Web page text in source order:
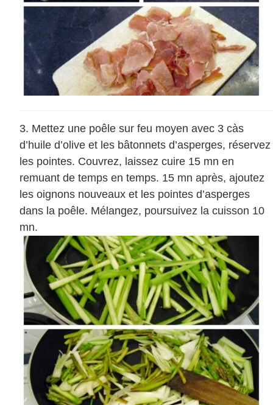
Mettez une poêle sur feu moyen avec 3 càs
d’huile d’olive et les bâtonnets d’asperges, réservez
les pointes. Couvrez, laissez cuire 15 mn en
remuant de temps en temps. 15 mn après, ajoutez
les oignons nouveaux et les pointes d’asperges
dans la poêle. Mélangez, poursuivez la cuisson 10
mn.